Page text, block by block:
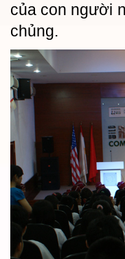
của con người
chủng.